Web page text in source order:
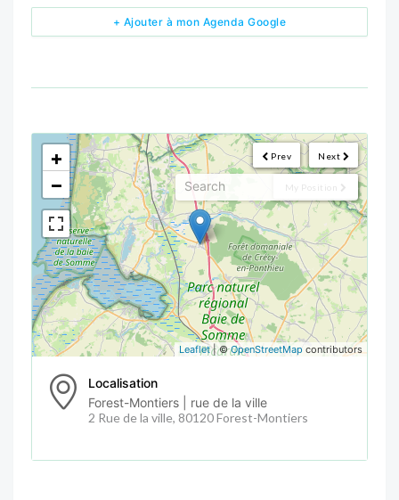
+ Ajouter à mon Agenda Google
Next
Prev
My Position
<!---->
+
−
Leaflet| ©OpenStreetMap contributors
Localisation
Forest-Montiers | rue de la ville
2 Rue de la ville, 80120 Forest-Montiers